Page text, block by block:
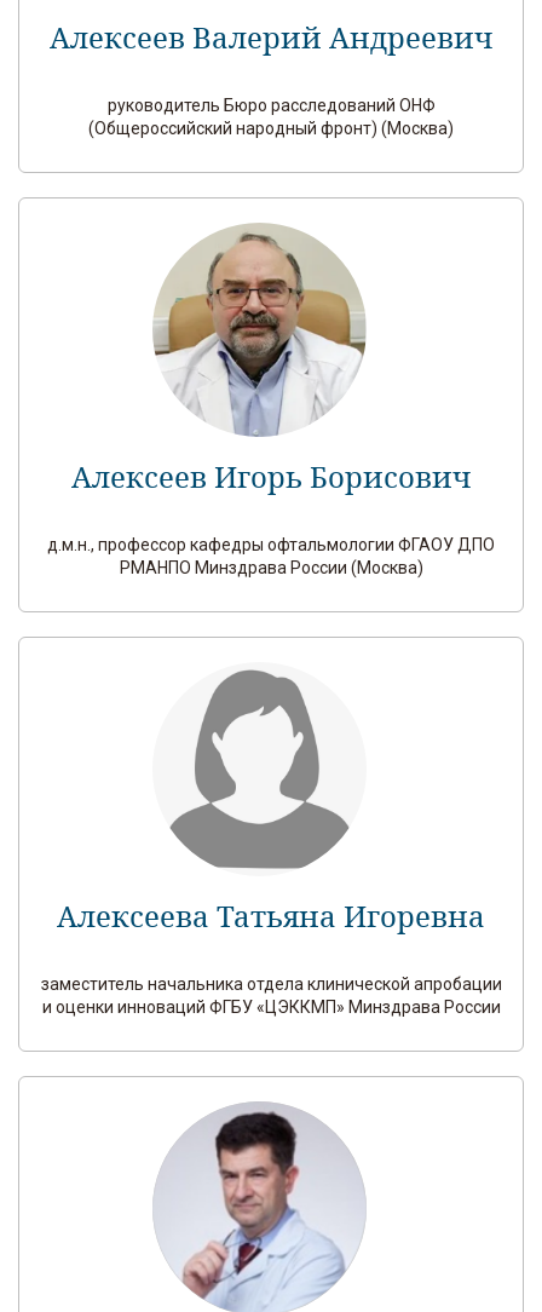
Алексеев Валерий Андреевич
руководитель Бюро расследований ОНФ
(Общероссийский народный фронт) (Москва)
Алексеев Игорь Борисович
д.м.н., профессор кафедры офтальмологии ФГАОУ ДПО
РМАНПО Минздрава России (Москва)
Алексеева Татьяна Игоревна
заместитель начальника отдела клинической апробации
и оценки инноваций ФГБУ «ЦЭККМП» Минздрава России